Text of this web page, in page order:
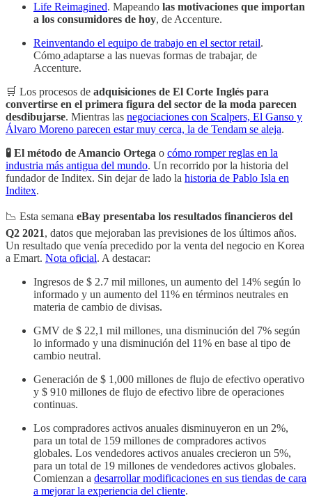
Life Reimagined. Mapeando las motivaciones que importan
a los consumidores de hoy, de Accenture.
Reinventando el equipo de trabajo en el sector retail.
Cómo adaptarse a las nuevas formas de trabajar, de
Accenture.
🛒 Los procesos de adquisiciones de El Corte Inglés para
convertirse en el primera figura del sector de la moda parecen
desdibujarse. Mientras las negociaciones con Scalpers, El Ganso y
Álvaro Moreno parecen estar muy cerca, la de Tendam se aleja.
🧪 El método de Amancio Ortega o cómo romper reglas en la
industria más antigua del mundo. Un recorrido por la historia del
fundador de Inditex. Sin dejar de lado la historia de Pablo Isla en
Inditex.
📉 Esta semana eBay presentaba los resultados financieros del
Q2 2021, datos que mejoraban las previsiones de los últimos años.
Un resultado que venía precedido por la venta del negocio en Korea
a Emart. Nota oficial. A destacar:
Ingresos de $ 2.7 mil millones, un aumento del 14% según lo
informado y un aumento del 11% en términos neutrales en
materia de cambio de divisas.
GMV de $ 22,1 mil millones, una disminución del 7% según
lo informado y una disminución del 11% en base al tipo de
cambio neutral.
Generación de $ 1,000 millones de flujo de efectivo operativo
y $ 910 millones de flujo de efectivo libre de operaciones
continuas.
Los compradores activos anuales disminuyeron en un 2%,
para un total de 159 millones de compradores activos
globales. Los vendedores activos anuales crecieron un 5%,
para un total de 19 millones de vendedores activos globales.
Comienzan a desarrollar modificaciones en sus tiendas de cara
a mejorar la experiencia del cliente.